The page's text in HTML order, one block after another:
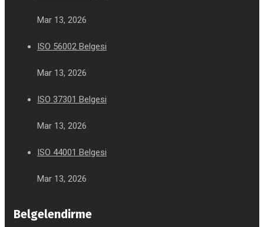
Mar 13, 2026
ISO 56002 Belgesi
Mar 13, 2026
ISO 37301 Belgesi
Mar 13, 2026
ISO 44001 Belgesi
Mar 13, 2026
Belgelendirme